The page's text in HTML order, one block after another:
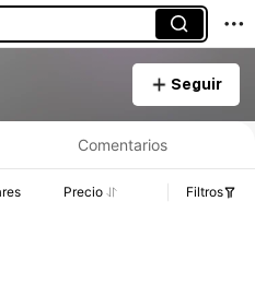
Seguir
Comentarios
Precio Filtros